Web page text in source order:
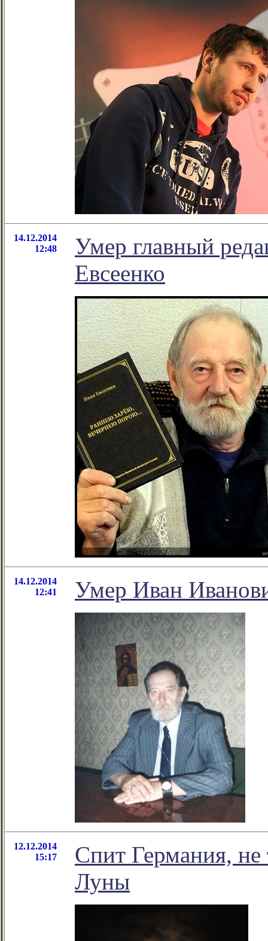
14.12.2014
12:48
Умер главный
Евсеенко
14.12.2014
12:41
Умер Иван
12.12.2014
15:17
Спит Германия, не
Луны